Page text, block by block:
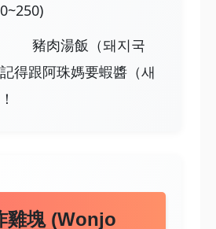
豬肉湯飯（돼지국
得跟阿珠媽要蝦醬（새
雞塊 (Wonjo